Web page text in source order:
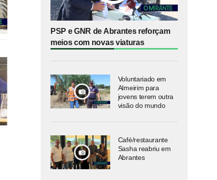
PSP e GNR de Abrantes reforçam
meios com novas viaturas
Voluntariado em
Almeirim para
jovens terem outra
visão do mundo
Café/restaurante
Sasha reabriu em
Abrantes